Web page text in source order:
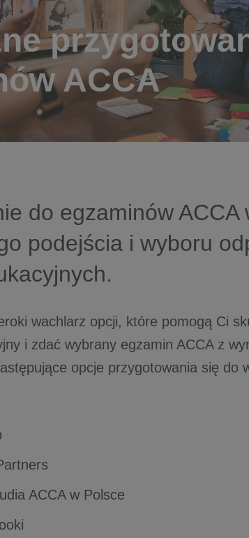
ACCA
do egzaminów ACCA
podejścia i wyboru
wachlarz opcji, które pomogą Ci
i zdać wybrany egzamin ACCA z
opcje przygotowania się do
ACCA w Polsce